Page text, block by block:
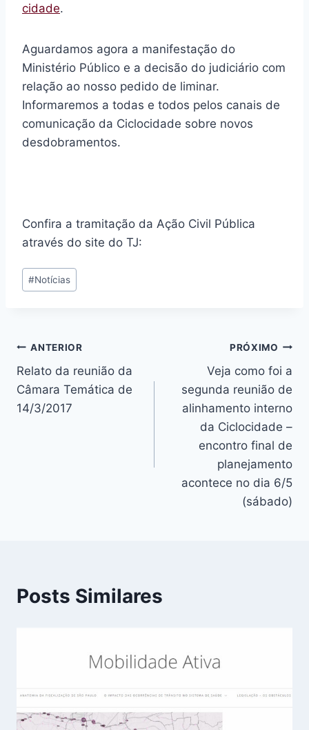
cidade.
Aguardamos agora a manifestação do
Ministério Público e a decisão do judiciário com
relação ao nosso pedido de liminar.
Informaremos a todas e todos pelos canais de
comunicação da Ciclocidade sobre novos
desdobramentos.
Confira a tramitação da Ação Civil Pública
através do site do TJ:
Tags
do
#Notícias
Navegação
de
Post
ANTERIOR
Relato da reunião da
Câmara Temática de
14/3/2017
PRÓXIMO
Veja como foi a
segunda reunião de
alinhamento interno
da Ciclocidade –
encontro final de
planejamento
acontece no dia 6/5
(sábado)
Posts Similares